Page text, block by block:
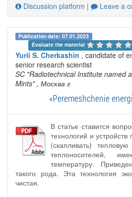
Discussion platform | Leave a
Publication date: 07.01.2023
Evaluate the material
Yurii S. Cherkashin , candidate of
senior research scientist
SC "Radiotechnical Institute named
Mints" , Москва г
«Peremeshchenie
В статье ставится
технологий и
(скапливать)
теплоносителей,
температуру.
такого рода. Эта технология
чистая.